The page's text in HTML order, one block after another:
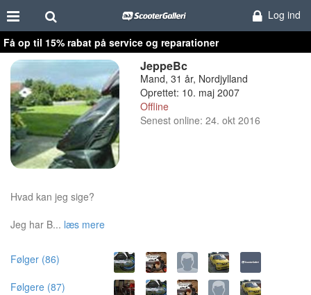
Log ind
Få op til 15% rabat på service og reparationer
JeppeBc
Mand, 31 år, Nordjylland
Oprettet: 10. maj 2007
Offline
Senest online: 24. okt 2016
Hvad kan jeg sige?
Jeg har B... læs mere
Følger (86)
Følgere (87)